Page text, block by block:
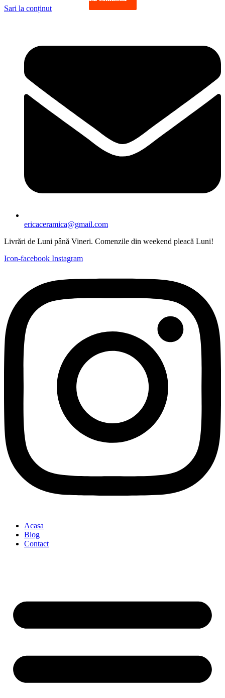
Sari la conținut
ericaceramica@gmail.com
Livrări de Luni până Vineri. Comenzile din weekend pleacă Luni!
Icon-facebook Instagram
Acasa
Blog
Contact